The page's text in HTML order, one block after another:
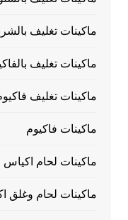
ماكينات تغليف
ماكينات تغليف
ماكينات تغليف
ماكينات فاكيوم
ماكينات لحام اكياس
ماكينات لحام وغلق